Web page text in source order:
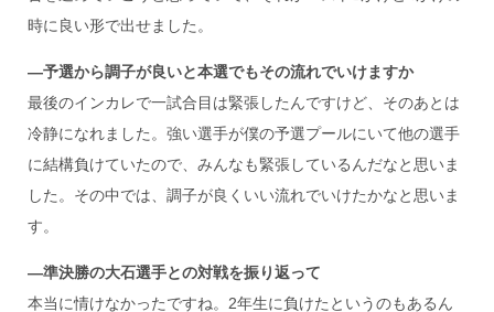
時に良い形で出せました。
―予選から調子が良いと本選でもその流れでいけますか
最後のインカレで一試合目は緊張したんですけど、そのあとは
冷静になれました。強い選手が僕の予選プールにいて他の選手
に結構負けていたので、みんなも緊張しているんだなと思いま
した。その中では、調子が良くいい流れでいけたかなと思いま
す。
―準決勝の大石選手との対戦を振り返って
本当に情けなかったですね。2年生に負けたというのもあるん